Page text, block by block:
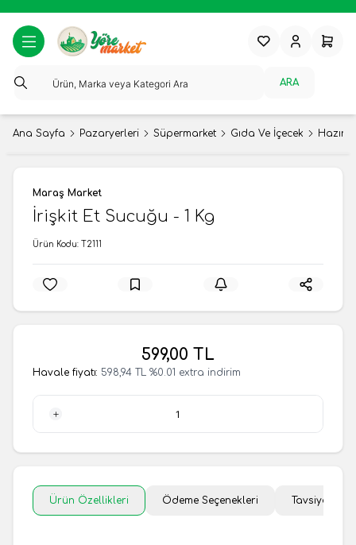
ARA
FavorilerimHesabım
Ana Sayfa Pazaryerleri Süpermarket Gıda Ve İçecek Hazır
Maraş Market
İrişkit Et Sucuğu - 1 Kg
Ürün Kodu: T2111
599,00 TL
Havale fiyatı: 598,94 TL %0.01 extra indirim
Ürün Özellikleri Ödeme Seçenekleri Tavsiye Et